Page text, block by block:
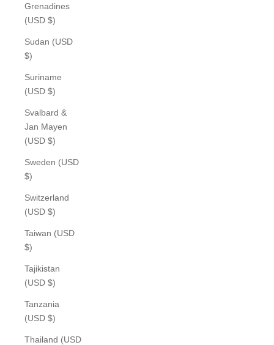
Grenadines
(USD $)
Sudan (USD
$)
Suriname
(USD $)
Svalbard &
Jan Mayen
(USD $)
Sweden (USD
$)
Switzerland
(USD $)
Taiwan (USD
$)
Tajikistan
(USD $)
Tanzania
(USD $)
Thailand (USD